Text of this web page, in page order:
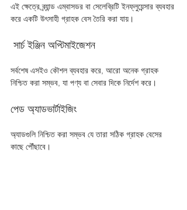
এই ক্ষেত্রে ব্র্যান্ড এম্বাসডর বা সেলেব্রিটি ইনফ্লুয়েন্সার ব্যবহার
করে একটি উৎসাহী গ্রাহক বেস তৈরি করা যায়।
সার্চ ইঞ্জিন অপ্টিমাইজেশন
সর্বশেষ এসইও কৌশল ব্যবহার করে, আরো অনেক গ্রাহক
নিশ্চিত করা সম্ভব, যা পণ্য বা সেবার দিকে নির্দেশ করে।
পেড অ্যাডভার্টাইজিং
অ্যাডগুলি নিশ্চিত করা সম্ভব যে তারা সঠিক গ্রাহক বেসের
কাছে পৌঁছাবে।